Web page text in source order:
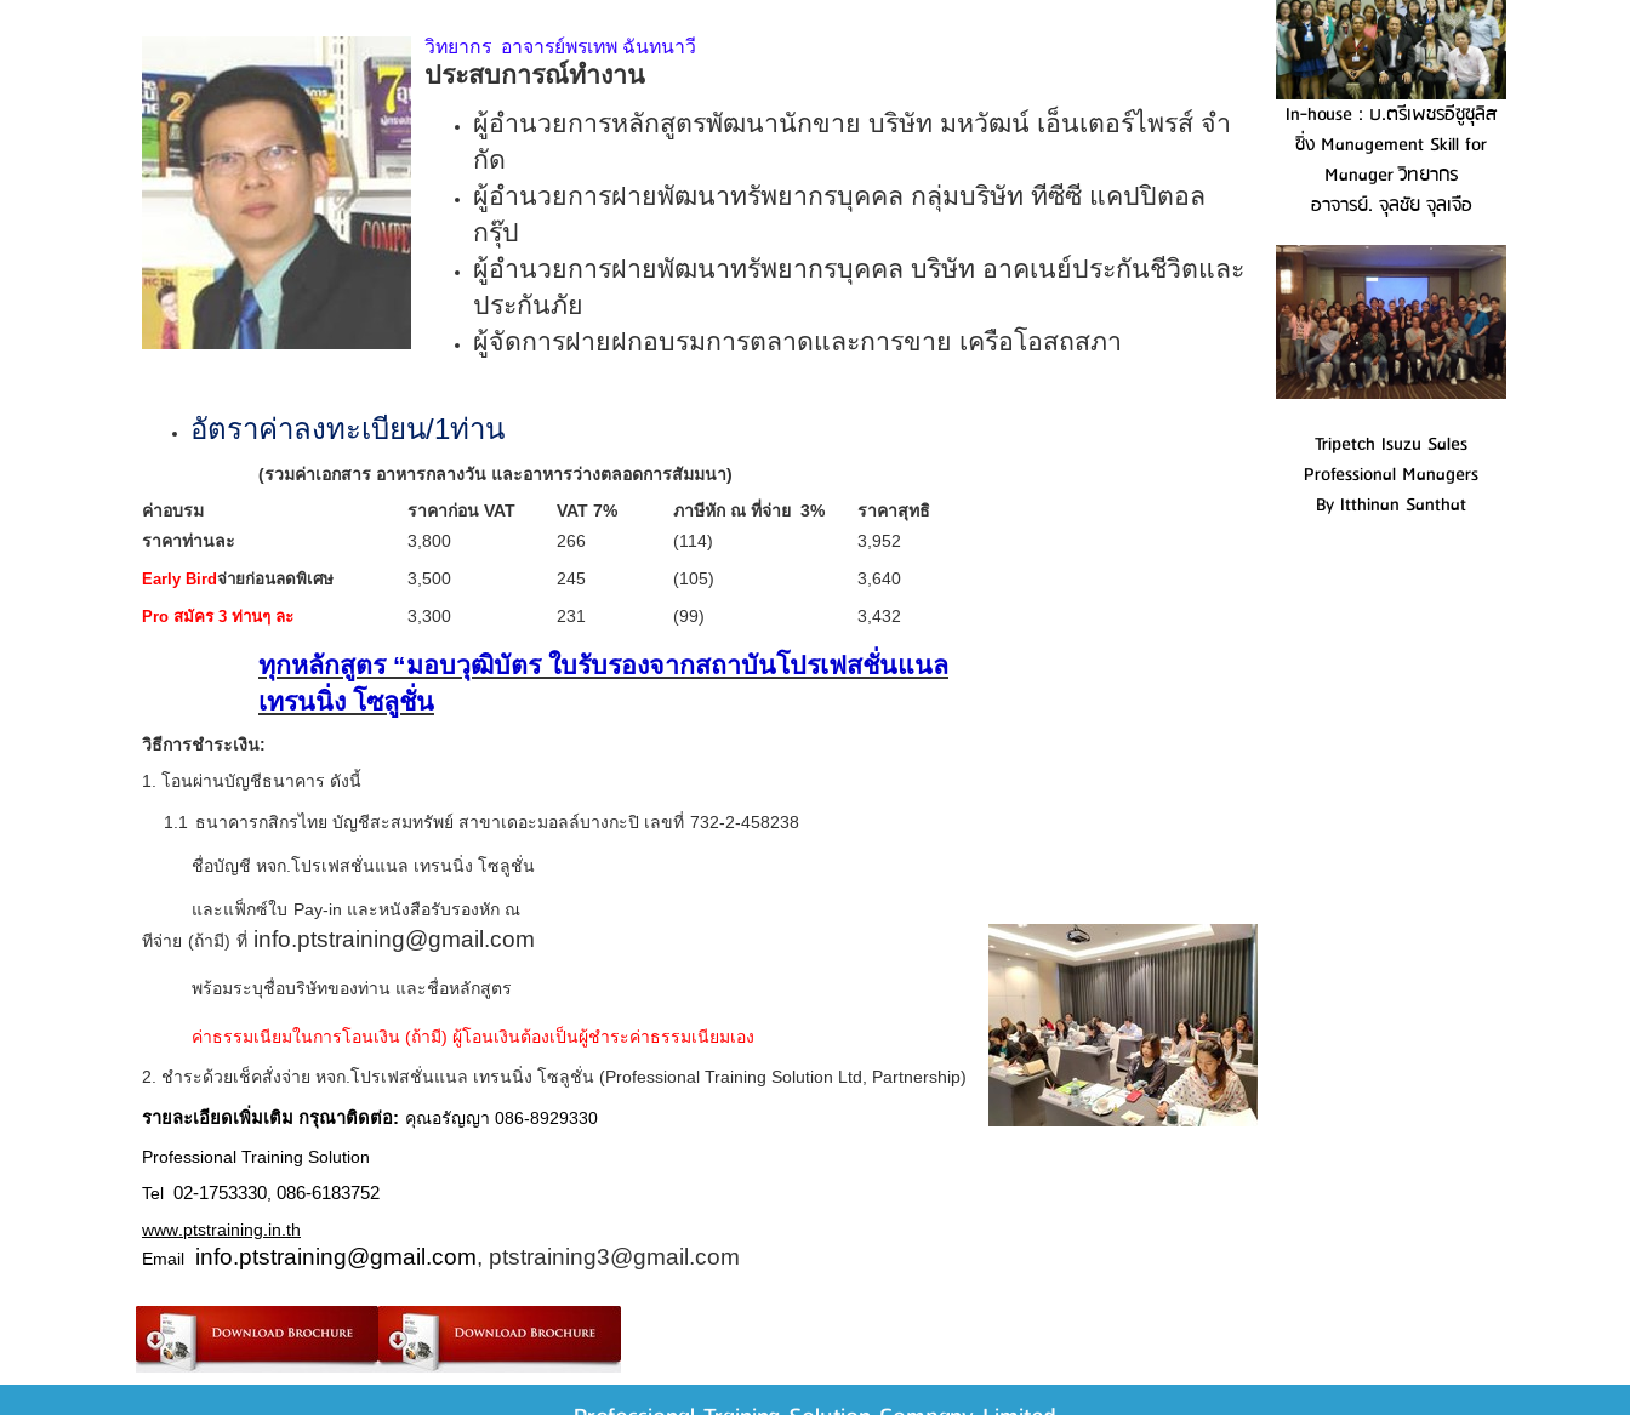
วิทยากร อาจารย์พรเทพ ฉันทนาวี
ประสบการณ์ทํางาน
ผู้อํานวยการหลักสูตรพัฒนานักขาย บริษัท มหวัฒน์ เอ็นเตอร์ไพรส์ จํา
กัด
ผู้อํานวยการฝายพัฒนาทรัพยากรบุคคล กลุ่มบริษัท ทีซีซี แคปปิตอล
กรุ๊ป
ผู้อํานวยการฝายพัฒนาทรัพยากรบุคคล บริษัท อาคเนย์ประกันชีวิตและ
ประกันภัย
ผู้จัดการฝายฝกอบรมการตลาดและการขาย เครือโอสถสภา
อัตราค่าลงทะเบียน/1ท่าน
(รวมค่าเอกสาร อาหารกลางวัน และอาหารว่างตลอดการสัมมนา)
ค่าอบรม
ราคาก่อน VAT VAT 7% ภาษีหัก ณ ที่จ่าย 3%
ราคาสุทธิ
ราคาท่านละ
3,800 266 (114) 3,952
Early Birdจ่ายก่อนลดพิเศษ 3,500 245 (105) 3,640
Pro สมัคร 3 ท่านๆ ละ 3,300 231 (99) 3,432
ทุกหลักสูตร “มอบวุฒิบัตร ใบรับรองจากสถาบันโปรเฟสชั่นแนล
เทรนนิ่ง โซลูชั่น
วิธีการชำระเงิน:
1. โอนผ่านบัญชีธนาคาร ดังนี้
1.1 ธนาคารกสิกรไทย บัญชีสะสมทรัพย์ สาขาเดอะมอลล์บางกะปิ เลขที่ 732-2-458238
ชื่อบัญชี หจก.โปรเฟสชั่นแนล เทรนนิ่ง โซลูชั่น
และแฟ็กซ์ใบ Pay-in และหนังสือรับรองหัก ณ
ทีจ่าย (ถ้ามี) ที่ info.ptstraining@gmail.com
พร้อมระบุชื่อบริษัทของท่าน และชื่อหลักสูตร
ค่าธรรมเนียมในการโอนเงิน (ถ้ามี) ผู้โอนเงินต้องเป็นผู้ชำระค่าธรรมเนียมเอง
2. ชำระด้วยเช็คสั่งจ่าย หจก.โปรเฟสชั่นแนล เทรนนิ่ง โซลูชั่น (Professional Training Solution Ltd, Partnership)
รายละเอียดเพิ่มเติม กรุณาติดต่อ: คุณอรัญญา 086-8929330
Professional Training Solution
Tel 02-1753330, 086-6183752
www.ptstraining.in.th
Email
info.ptstraining@gmail .com, ptstraining3@gmail .com
In-house : บ.ตรีเพชรอีซูซุลิส
ซิ่ง Management Skill for
Manager วิทยากร
อาจารย์. จุลชัย จุลเจือ
Tripetch Isuzu Sales
Professional Managers
By Itthinan Santhat